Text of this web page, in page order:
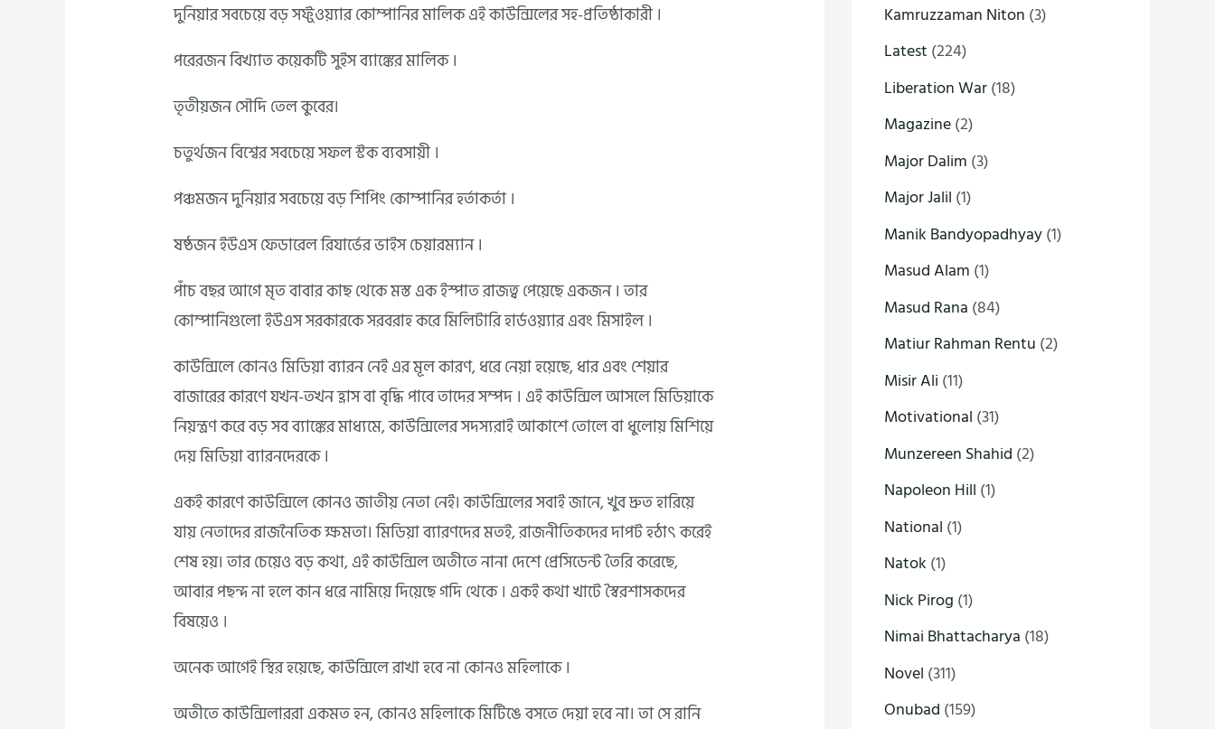
দুনিয়ার সবচেয়ে বড় সফ্ট্ওয়্যার কোম্পানির মালিক এই কাউন্সিলের সহ-প্রতিষ্ঠাকারী ।
পরেরজন বিখ্যাত কয়েকটি সুইস ব্যাঙ্কের মালিক ।
তৃতীয়জন সৌদি তেল কুবের।
চতুর্থজন বিশ্বের সবচেয়ে সফল স্টক ব্যবসায়ী ।
পঞ্চমজন দুনিয়ার সবচেয়ে বড় শিপিং কোম্পানির হর্তাকর্তা ।
ষষ্ঠজন ইউএস ফেডারেল রিযার্ভের ভাইস চেয়ারম্যান ।
পাঁচ বছর আগে মৃত বাবার কাছ থেকে মস্ত এক ইস্পাত রাজত্ব পেয়েছে একজন । তার
কোম্পানিগুলো ইউএস সরকারকে সরবরাহ করে মিলিটারি হার্ডওয়্যার এবং মিসাইল ।
কাউন্সিলে কোনও মিডিয়া ব্যারন নেই এর মূল কারণ, ধরে নেয়া হয়েছে, ধার এবং শেয়ার
বাজারের কারণে যখন-তখন হ্রাস বা বৃদ্ধি পাবে তাদের সম্পদ । এই কাউন্সিল আসলে মিডিয়াকে
নিয়ন্ত্রণ করে বড় সব ব্যাঙ্কের মাধ্যমে, কাউন্সিলের সদস্যরাই আকাশে তোলে বা ধুলোয় মিশিয়ে
দেয় মিডিয়া ব্যারনদেরকে ।
একই কারণে কাউন্সিলে কোনও জাতীয় নেতা নেই। কাউন্সিলের সবাই জানে, খুব দ্রুত হারিয়ে
যায় নেতাদের রাজনৈতিক ক্ষমতা। মিডিয়া ব্যারণদের মতই, রাজনীতিকদের দাপট হঠাৎ করেই
শেষ হয়। তার চেয়েও বড় কথা, এই কাউন্সিল অতীতে নানা দেশে প্রেসিডেন্ট তৈরি করেছে,
আবার পছন্দ না হলে কান ধরে নামিয়ে দিয়েছে গদি থেকে । একই কথা খাটে স্বৈরশাসকদের
বিষয়েও ।
অনেক আগেই স্থির হয়েছে, কাউন্সিলে রাখা হবে না কোনও মহিলাকে ।
অতীতে কাউন্সিলাররা একমত হন, কোনও মহিলাকে মিটিঙে বসতে দেয়া হবে না। তা সে রানি
Kamruzzaman Niton (3)
Latest (224)
Liberation War(18)
Magazine(2)
Major Dalim (3)
Major Jalil (1)
Manik Bandyopadhyay(1)
Masud Alam (1)
Masud Rana (84)
Matiur Rahman Rentu (2)
Misir Ali (11)
Motivational (31)
Munzereen Shahid (2)
Napoleon Hill (1)
National (1)
Natok (1)
Nick Pirog (1)
Nimai Bhattacharya (18)
Novel (311)
Onubad (159)